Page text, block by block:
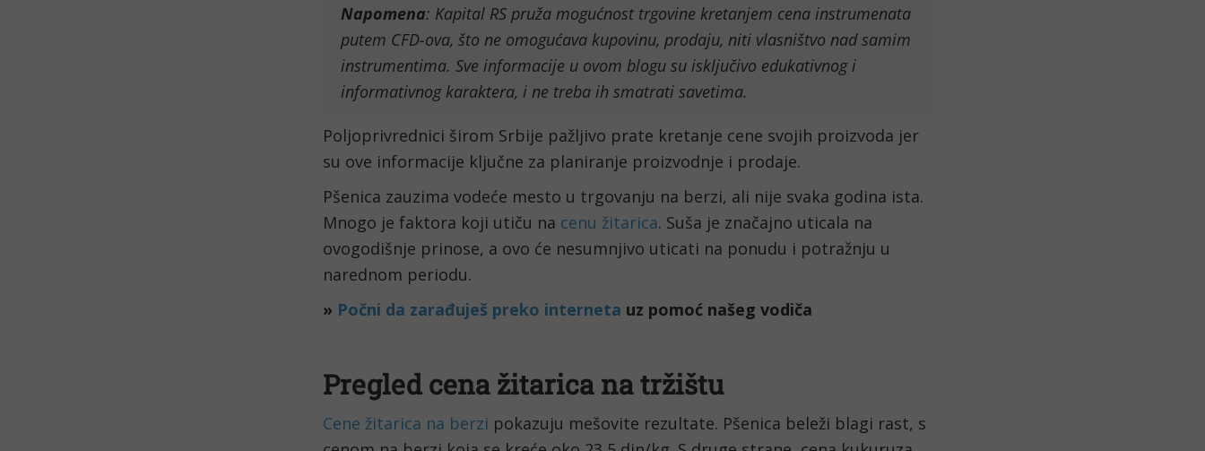
Napomena: Kapital RS pruža mogućnost trgovine kretanjem cena instrumenata
putem CFD-ova, što ne omogućava kupovinu, prodaju, niti vlasništvo nad samim
instrumentima. Sve informacije u ovom blogu su isključivo edukativnog i
informativnog karaktera, i ne treba ih smatrati savetima.
Poljoprivrednici širom Srbije pažljivo prate kretanje cene svojih proizvoda jer
su ove informacije ključne za planiranje proizvodnje i prodaje.
Pšenica zauzima vodeće mesto u trgovanju na berzi, ali nije svaka godina ista.
Mnogo je faktora koji utiču na cenu žitarica. Suša je značajno uticala na
ovogodišnje prinose, a ovo će nesumnjivo uticati na ponudu i potražnju u
narednom periodu.
» Počni da zarađuješ preko interneta uz pomoć našeg vodiča
Pregled cena žitarica na tržištu
Cene žitarica na berzi pokazuju mešovite rezultate. Pšenica beleži blagi rast, s